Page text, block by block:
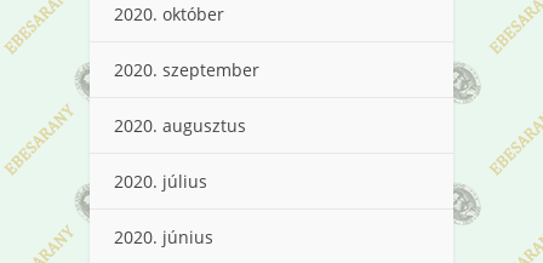
2020. október
2020. szeptember
2020. augusztus
2020. július
2020. június